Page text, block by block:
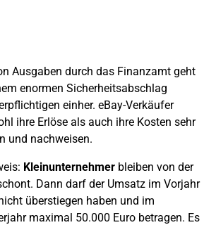
Ausgaben durch das Finanzamt geht
enormen Sicherheitsabschlag
einher. eBay-Verkäufer
ihre Erlöse als auch ihre Kosten sehr
und nachweisen.
Kleinunternehmer bleiben von der
Dann darf der Umsatz im Vorjahr
überstiegen haben und im
maximal 50.000 Euro betragen. Es